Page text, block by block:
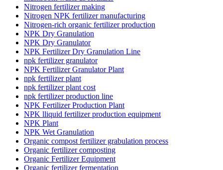
Nitrogen fertilizer making
Nitrogen NPK fertilizer manufacturing
Nitrogen-rich organic fertilizer production
NPK Dry Granulation
NPK Dry Granulator
NPK Fertilizer Dry Granulation Line
npk fertilizer granulator
NPK Fertilizer Granulator Plant
npk fertilizer plant
npk fertilizer plant cost
npk fertilizer production line
NPK Fertilizer Production Plant
NPK lliquid fertilizer production equipment
NPK Plant
NPK Wet Granulation
Organic compost fertilizer grabulation process
Organic fertilizer composting
Organic Fertilizer Equipment
Organic fertilizer fermentation